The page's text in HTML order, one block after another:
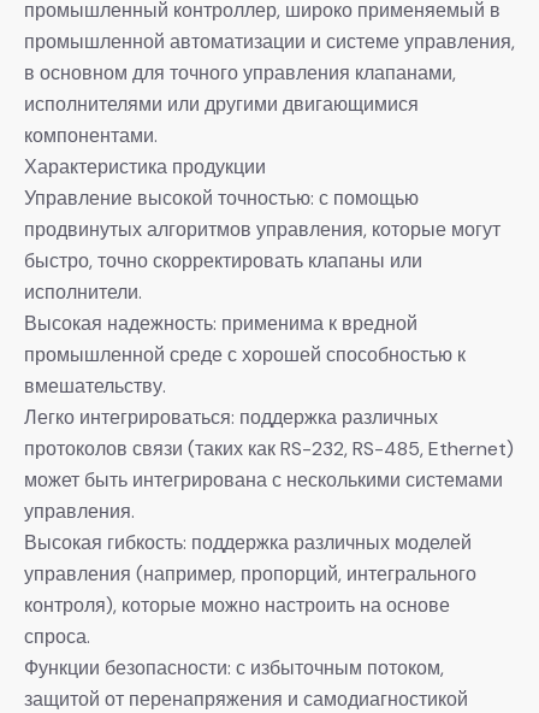
промышленный контроллер, широко применяемый в
промышленной автоматизации и системе управления,
в основном для точного управления клапанами,
исполнителями или другими двигающимися
компонентами.
Характеристика продукции
Управление высокой точностью: с помощью
продвинутых алгоритмов управления, которые могут
быстро, точно скорректировать клапаны или
исполнители.
Высокая надежность: применима к вредной
промышленной среде с хорошей способностью к
вмешательству.
Легко интегрироваться: поддержка различных
протоколов связи (таких как RS-232, RS-485, Ethernet)
может быть интегрирована с несколькими системами
управления.
Высокая гибкость: поддержка различных моделей
управления (например, пропорций, интегрального
контроля), которые можно настроить на основе
спроса.
Функции безопасности: с избыточным потоком,
защитой от перенапряжения и самодиагностикой